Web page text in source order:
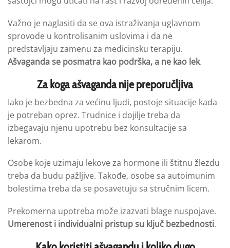
Važno je naglasiti da se ova istraživanja uglavnom
sprovode u kontrolisanim uslovima i da ne
predstavljaju zamenu za medicinsku terapiju.
Ašvaganda se posmatra kao podrška, a ne kao lek.
Za koga ašvaganda nije preporučljiva
Iako je bezbedna za većinu ljudi, postoje situacije kada
je potreban oprez. Trudnice i dojilje treba da
izbegavaju njenu upotrebu bez konsultacije sa
lekarom.
Osobe koje uzimaju lekove za hormone ili štitnu žlezdu
treba da budu pažljive. Takođe, osobe sa autoimunim
bolestima treba da se posavetuju sa stručnim licem.
Prekomerna upotreba može izazvati blage nuspojave.
Umerenost i individualni pristup su ključ bezbednosti.